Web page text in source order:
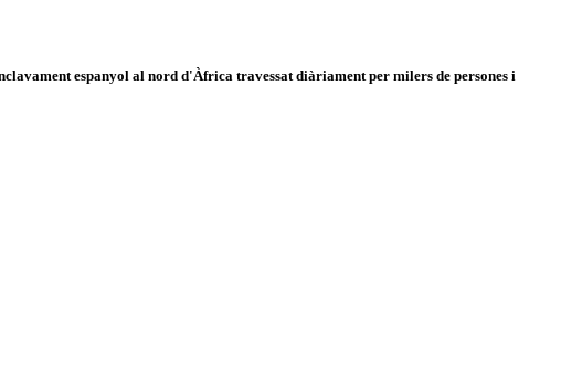
espanyol al nord d'Àfrica travessat diàriament per milers de persones i